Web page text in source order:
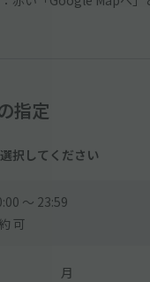
指定
択してください
〜 23:59
可
月